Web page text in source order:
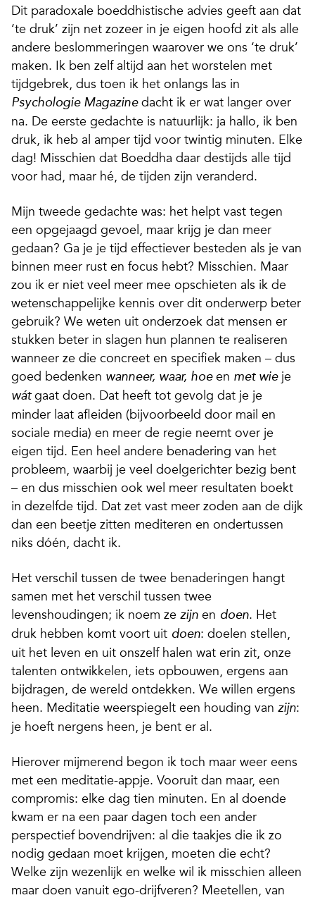
Dit paradoxale boeddhistische advies geeft aan dat
‘te druk’ zijn net zozeer in je eigen hoofd zit als alle
andere beslommeringen waarover we ons ‘te druk’
maken. Ik ben zelf altijd aan het worstelen met
tijdgebrek, dus toen ik het onlangs las in
Psychologie Magazinedacht ik er wat langer over
na. De eerste gedachte is natuurlijk: ja hallo, ik ben
druk, ik heb al amper tijd voor twintig minuten. Elke
dag! Misschien dat Boeddha daar destijds alle tijd
voor had, maar hé, de tijden zijn veranderd.
Mijn tweede gedachte was: het helpt vast tegen
een opgejaagd gevoel, maar krijg je dan meer
gedaan? Ga je je tijd effectiever besteden als je van
binnen meer rust en focus hebt? Misschien. Maar
zou ik er niet veel meer mee opschieten als ik de
wetenschappelijke kennis over dit onderwerp beter
gebruik? We weten uit onderzoek dat mensen er
stukken beter in slagen hun plannen te realiseren
wanneer ze die concreet en specifiek maken – dus
goed bedenken wanneer, waar, hoeen met wieje
wátgaat doen. Dat heeft tot gevolg dat je je
minder laat afleiden (bijvoorbeeld door mail en
sociale media) en meer de regie neemt over je
eigen tijd. Een heel andere benadering van het
probleem, waarbij je veel doelgerichter bezig bent
– en dus misschien ook wel meer resultaten boekt
in dezelfde tijd. Dat zet vast meer zoden aan de dijk
dan een beetje zitten mediteren en ondertussen
niks dóén, dacht ik.
Het verschil tussen de twee benaderingen hangt
samen met het verschil tussen twee
levenshoudingen; ik noem ze zijn en doen. Het
druk hebben komt voort uit doen: doelen stellen,
uit het leven en uit onszelf halen wat erin zit, onze
talenten ontwikkelen, iets opbouwen, ergens aan
bijdragen, de wereld ontdekken. We willen ergens
heen. Meditatie weerspiegelt een houding van zijn:
je hoeft nergens heen, je bent er al.
Hierover mijmerend begon ik toch maar weer eens
met een meditatie-appje. Vooruit dan maar, een
compromis: elke dag tien minuten. En al doende
kwam er na een paar dagen toch een ander
perspectief bovendrijven: al die taakjes die ik zo
nodig gedaan moet krijgen, moeten die echt?
Welke zijn wezenlijk en welke wil ik misschien alleen
maar doen vanuit ego-drijfveren? Meetellen, van